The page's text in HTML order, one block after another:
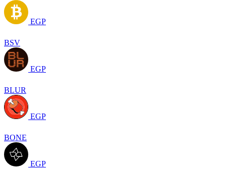
EGP
BSV
EGP
BLUR
EGP
BONE
EGP